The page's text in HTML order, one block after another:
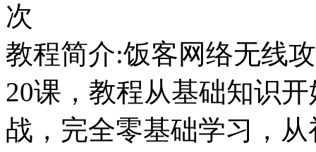
次
教程简介:饭客网络无线
20课，教程从基础知识
战，完全零基础学习，